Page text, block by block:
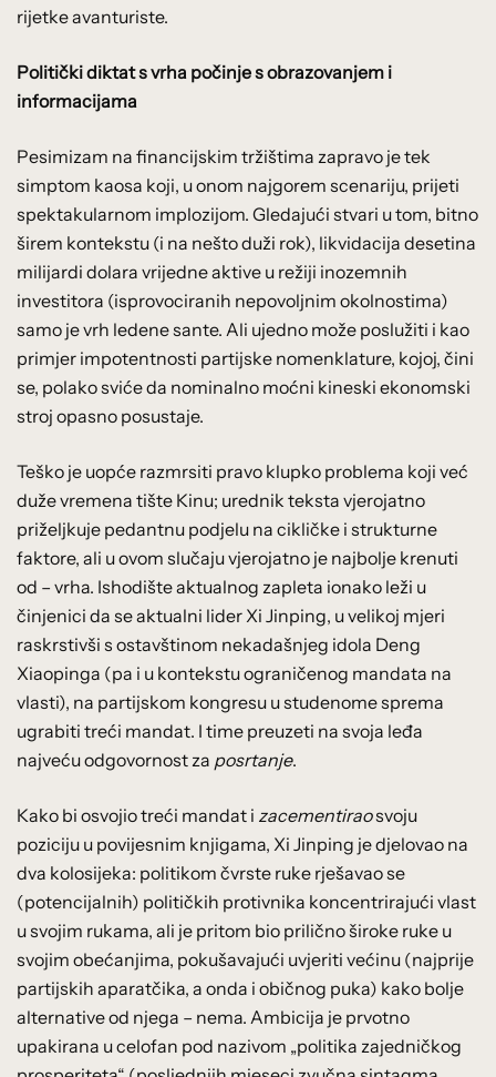
rijetke avanturiste.
Politički diktat s vrha počinje s obrazovanjem i
informacijama
Pesimizam na financijskim tržištima zapravo je tek
simptom kaosa koji, u onom najgorem scenariju, prijeti
spektakularnom implozijom. Gledajući stvari u tom, bitno
širem kontekstu (i na nešto duži rok), likvidacija desetina
milijardi dolara vrijedne aktive u režiji inozemnih
investitora (isprovociranih nepovoljnim okolnostima)
samo je vrh ledene sante. Ali ujedno može poslužiti i kao
primjer impotentnosti partijske nomenklature, kojoj, čini
se, polako sviće da nominalno moćni kineski ekonomski
stroj opasno posustaje.
Teško je uopće razmrsiti pravo klupko problema koji već
duže vremena tište Kinu; urednik teksta vjerojatno
priželjkuje pedantnu podjelu na cikličke i strukturne
faktore, ali u ovom slučaju vjerojatno je najbolje krenuti
od – vrha. Ishodište aktualnog zapleta ionako leži u
činjenici da se aktualni lider Xi Jinping, u velikoj mjeri
raskrstivši s ostavštinom nekadašnjeg idola Deng
Xiaopinga (pa i u kontekstu ograničenog mandata na
vlasti), na partijskom kongresu u studenome sprema
ugrabiti treći mandat. I time preuzeti na svoja leđa
najveću odgovornost za posrtanje.
Kako bi osvojio treći mandat i zacementiraosvoju
poziciju u povijesnim knjigama, Xi Jinping je djelovao na
dva kolosijeka: politikom čvrste ruke rješavao se
(potencijalnih) političkih protivnika koncentrirajući vlast
u svojim rukama, ali je pritom bio prilično široke ruke u
svojim obećanjima, pokušavajući uvjeriti većinu (najprije
partijskih aparatčika, a onda i običnog puka) kako bolje
alternative od njega – nema. Ambicija je prvotno
upakirana u celofan pod nazivom „politika zajedničkog